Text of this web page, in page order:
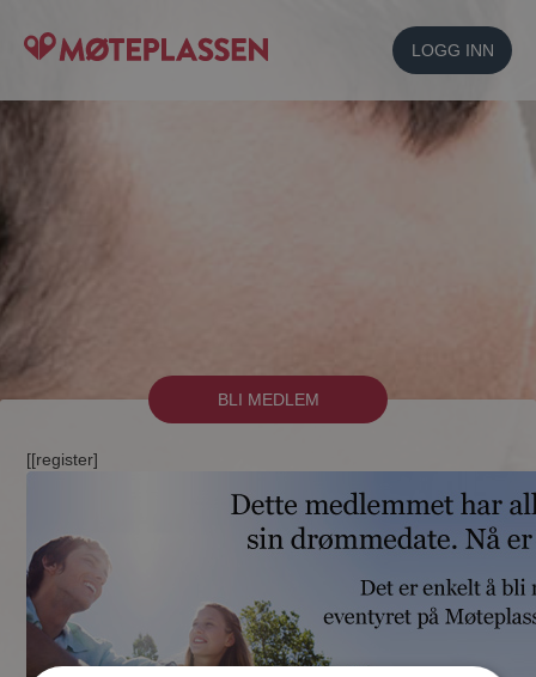
LOGG INN
BLI MEDLEM
[[register]